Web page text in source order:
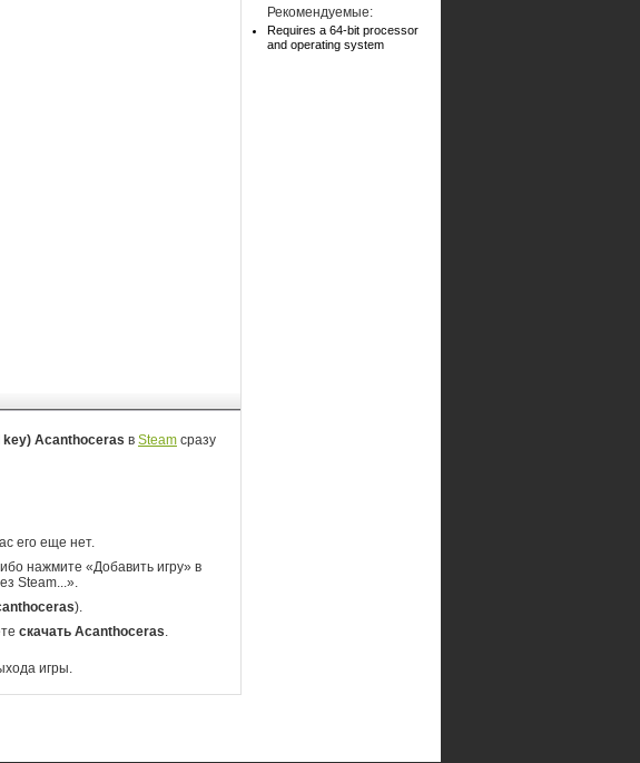
Acanthoceras в Steam сразу
его еще нет.
нажмите «Добавить игру» в
Steam...».
).
скачать Acanthoceras.
игры.
Рекомендуемые:
Requires a 64-bit processor
and operating system